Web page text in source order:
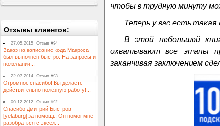
Отзывы клиентов:
27.05.2015 Отзыв #94
Заказ на написание кода Макроса
был выполнен быстро. На запросы и
пожелания...
22.07.2014 Отзыв #93
Огромное спасибо! Вы делаете
действительно полезную работу!...
06.12.2012 Отзыв #92
Спасибо Дмитрий Быстров
[yelaburg] за помощь. Он помог мне
разобраться с эксел...
чтобы в трудную минуту
Теперь у вас есть такая
В этой небольшой
охватывают все этапы
заканчивая заключением